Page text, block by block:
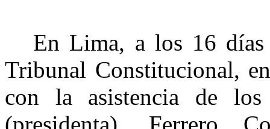
En Lima, a los 16
Tribunal Constitucional,
con la asistencia de los